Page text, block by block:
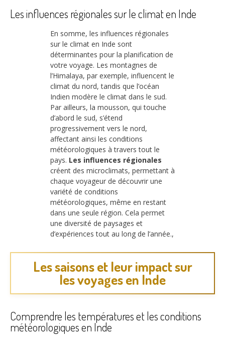
Les influences régionales sur le climat en Inde
En somme, les influences régionales
sur le climat en Inde sont
déterminantes pour la planification de
votre voyage. Les montagnes de
l’Himalaya, par exemple, influencent le
climat du nord, tandis que l’océan
Indien modère le climat dans le sud.
Par ailleurs, la mousson, qui touche
d’abord le sud, s’étend
progressivement vers le nord,
affectant ainsi les conditions
météorologiques à travers tout le
pays. Les influences régionales
créent des microclimats, permettant à
chaque voyageur de découvrir une
variété de conditions
météorologiques, même en restant
dans une seule région. Cela permet
une diversité de paysages et
d’expériences tout au long de l’année.,
Les saisons et leur impact sur
les voyages en Inde
Comprendre les températures et les conditions
météorologiques en Inde